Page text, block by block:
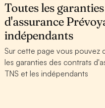
Toutes les
d'assurance
indépendants
Sur cette page vous pouvez
les garanties des contrats
TNS et les indépendants